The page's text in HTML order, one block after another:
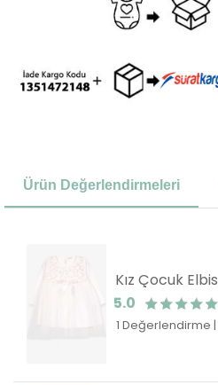
Ürün Değerlendirmeleri
5.0
1 Değerlendirme |